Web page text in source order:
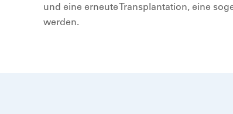
und eine erneute Transplantation, eine
werden.